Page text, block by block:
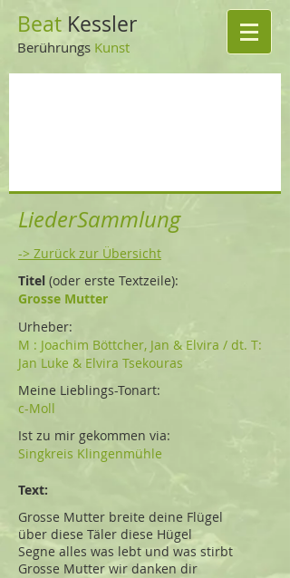
Beat Kessler
Berührungs Kunst
LiederSammlung
-> Zurück zur Übersicht
Titel (oder erste Textzeile):
Grosse Mutter
Urheber:
M : Joachim Böttcher, Jan & Elvira / dt. T:
Jan Luke & Elvira Tsekouras
Meine Lieblings-Tonart:
c-Moll
Ist zu mir gekommen via:
Singkreis Klingenmühle
Text:
Grosse Mutter breite deine Flügel
über diese Täler diese Hügel
Segne alles was lebt und was stirbt
Grosse Mutter wir danken dir